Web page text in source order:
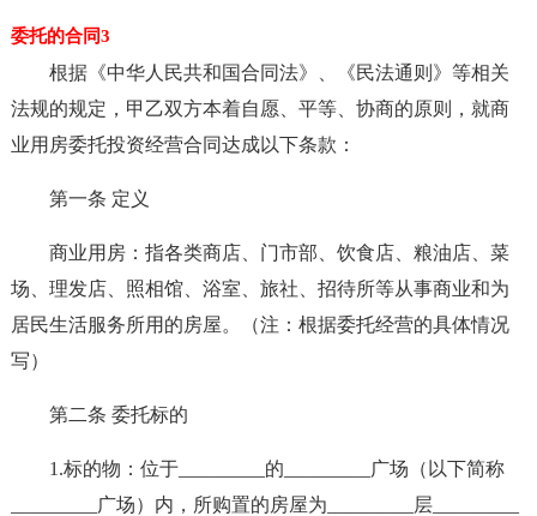
委托的合同3
根据《中华人民共和国合同法》、《民法通则》等相关
法规的规定，甲乙双方本着自愿、平等、协商的原则，就商
业用房委托投资经营合同达成以下条款：
第一条 定义
商业用房：指各类商店、门市部、饮食店、粮油店、菜
场、理发店、照相馆、浴室、旅社、招待所等从事商业和为
居民生活服务所用的房屋。（注：根据委托经营的具体情况
写）
第二条 委托标的
1.标的物：位于_________的_________广场（以下简称
_________广场）内，所购置的房屋为_________层_________